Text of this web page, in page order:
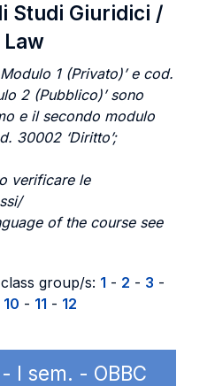
Studi Giuridici /
1 (Privato)’ e cod.
2 (Pubblico)’ sono
e il secondo modulo
30002 ‘Diritto’;
verificare le
of the course see
group/s: 1 - 2 - 3 -
10 - 11 - 12
I sem. - OBBC